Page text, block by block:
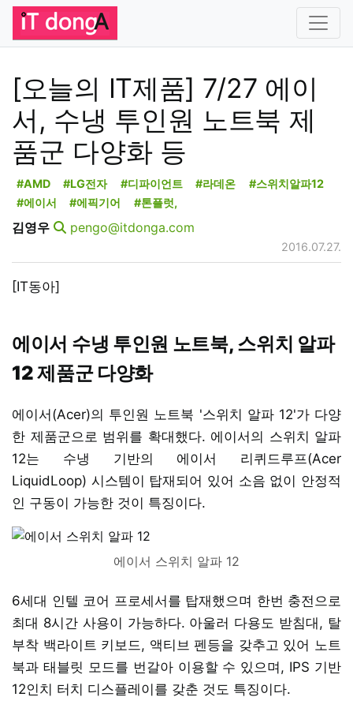
[오늘의 IT제품] 7/27 에이
서, 수냉 투인원 노트북 제
품군 다양화 등
#AMD #LG전자 #디파이언트 #라데온
#스위치알파12
#에이서
#에픽기어 #톤플럿,
김영우 pengo@itdonga.com
2016.07.27.
[IT동아]
에이서 수냉 투인원 노트북, 스위치 알파
12 제품군 다양화
에이서(Acer)의 투인원 노트북 '스위치 알파 12'가 다양
한 제품군으로 범위를 확대했다. 에이서의 스위치 알파
12는 수냉 기반의 에이서 리퀴드루프(Acer
LiquidLoop) 시스템이 탑재되어 있어 소음 없이 안정적
인 구동이 가능한 것이 특징이다.
에이서 스위치 알파 12
6세대 인텔 코어 프로세서를 탑재했으며 한번 충전으로
최대 8시간 사용이 가능하다. 아울러 다용도 받침대, 탈
부착 백라이트 키보드, 액티브 펜등을 갖추고 있어 노트
북과 태블릿 모드를 번갈아 이용할 수 있으며, IPS 기반
12인치 터치 디스플레이를 갖춘 것도 특징이다.